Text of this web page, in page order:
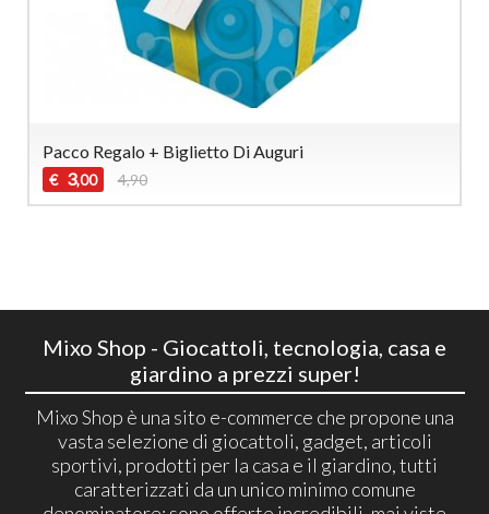
Pacco Regalo + Biglietto Di Auguri
€ 3,00 4,90
Mixo Shop - Giocattoli, tecnologia, casa e
giardino a prezzi super!
Mixo Shop è una sito e-commerce che propone una
vasta selezione di giocattoli, gadget, articoli
sportivi, prodotti per la casa e il giardino, tutti
caratterizzati da un unico minimo comune